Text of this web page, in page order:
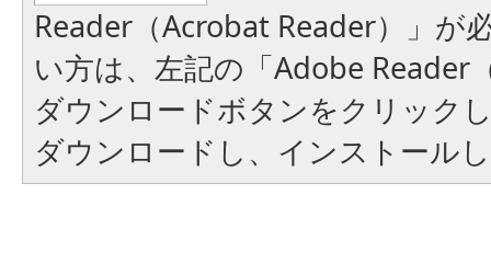
Reader（Acrobat Reader）」が
い方は、左記の「Adobe Reader
ダウンロードボタンをクリック
ダウンロードし、インストール